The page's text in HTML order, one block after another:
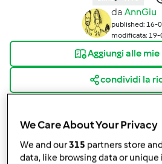
da AnnGiu
published: 16-
modificata:
Aggiungi alle
condividi la
We Care About Your Privacy
We and our315 partners store
data, like browsing data or